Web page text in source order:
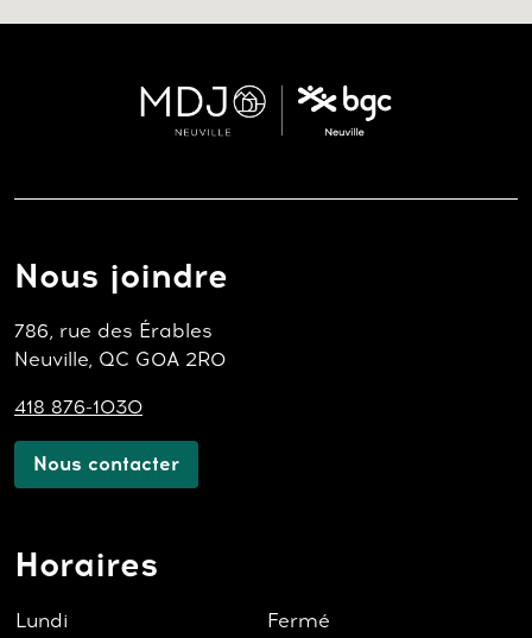
Nous joindre
786, rue des Érables
Neuville, QC G0A 2R0
418 876-1030
Nous contacter
Horaires
Lundi
Fermé